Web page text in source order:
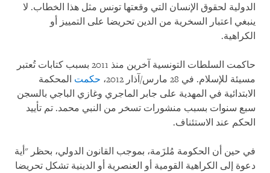
الدولية لحقوق الإنسان التي وقعتها تونس مثل هذا الخطاب. لا
ينبغي اعتبار السخرية من الدين تحريضا على التمييز أو
الكراهية.
حاكمت السلطات التونسية آخرين منذ 2011 بسبب كتابات تُعتبر
مسيئة للإسلام. في 28 مارس/آذار 2012،
حكمت المحكمة
الابتدائية في المهدية على جابر الماجري وغازي الباجي بالسجن
سبع سنوات بسبب منشورات تسخر من النبي محمد. تم تأييد
الحكم عند الاستئناف.
في حين أن الحكومة مُلزَمة، بموجب القانون الدولي، بحظر "أية
دعوة إلى الكراهية القومية أو العنصرية أو الدينية تشكل تحريضا